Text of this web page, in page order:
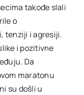
takođe slali
o
tenziji i agresiji.
i pozitivne
Da
maratonu
su došli u